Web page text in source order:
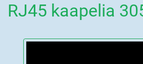
RJ45 kaapelia